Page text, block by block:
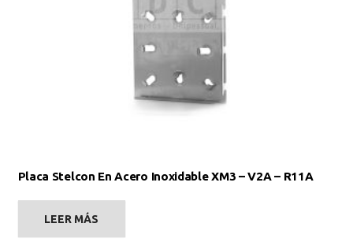
Placa Stelcon En Acero Inoxidable XM3 – V2A – R11A
LEER MÁS